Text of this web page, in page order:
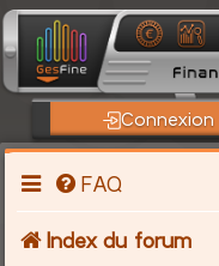
Connexion
FAQ
Index du forum